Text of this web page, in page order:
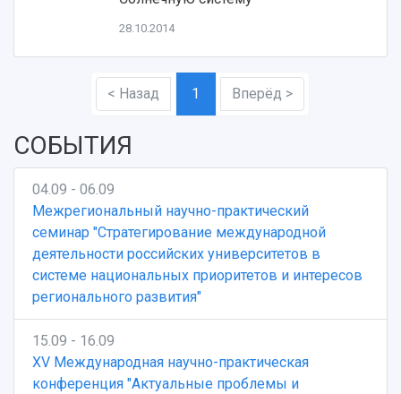
Музеи
Учебный аэродром
Центр истории авиационных двигателей
Умный дом бабочек
Международный межвузовский кампус
Сведения об образовательной организации
Официальные документы
28.10.2014
< Назад 1 Вперёд >
СОБЫТИЯ
04.09 - 06.09
Межрегиональный научно-практический
семинар "Стратегирование международной
деятельности российских университетов в
системе национальных приоритетов и интересов
регионального развития"
15.09 - 16.09
XV Международная научно-практическая
конференция "Актуальные проблемы и